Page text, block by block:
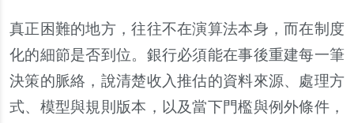
真正困難的地方，往往不在演算法本身，而在制度
化的細節是否到位。銀行必須能在事後重建每一筆
決策的脈絡，說清楚收入推估的資料來源、處理方
式、模型與規則版本，以及當下門檻與例外條件，